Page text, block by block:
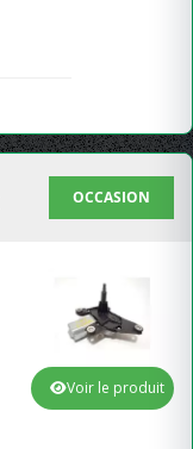
OCCASION
Voir le produit